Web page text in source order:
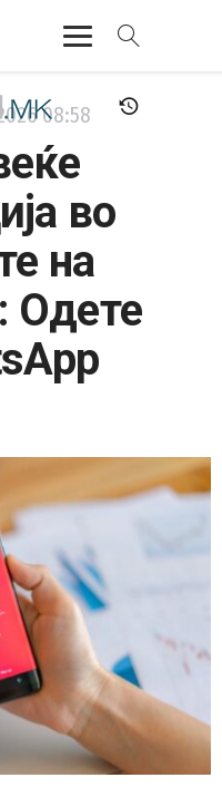
08:58
во
на
Одете